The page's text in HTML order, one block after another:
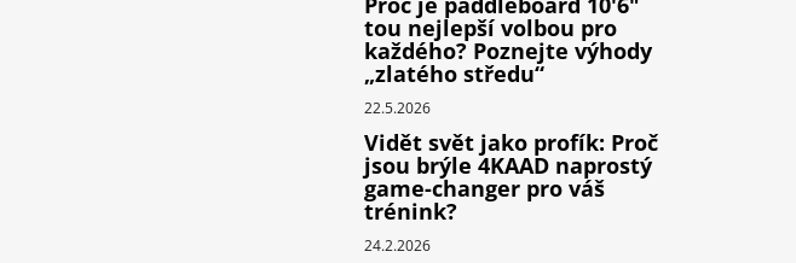
tou nejlepší volbou pro
každého? Poznejte výhody
„zlatého středu“
22.5.2026
Vidět svět jako profík: Proč
jsou brýle 4KAAD naprostý
game-changer pro váš
trénink?
24.2.2026